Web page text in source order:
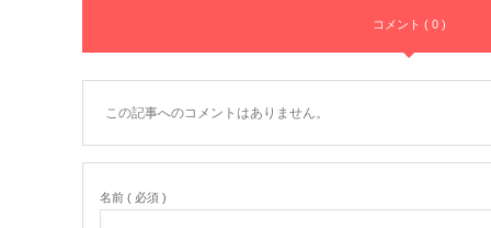
コメント ( 0 )
この記事へのコメントはありません。
名前 ( 必須 )